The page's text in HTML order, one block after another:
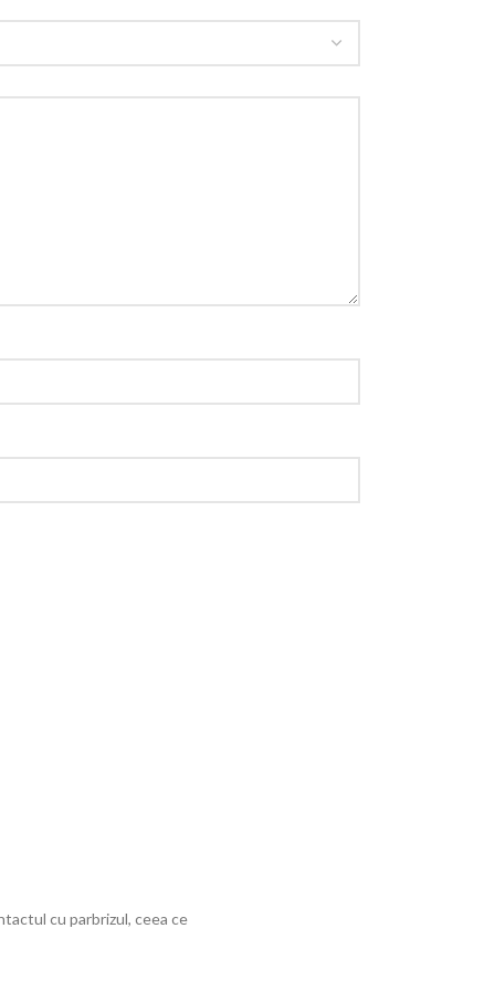
cu parbrizul, ceea ce